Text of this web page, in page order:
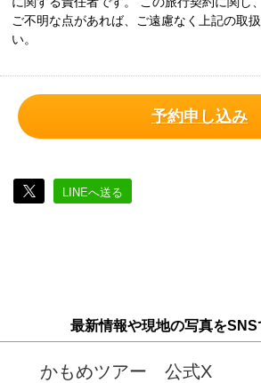
ご不明な点があれば、ご遠慮なく上記の取
い。
予約申し込み
LINEへ送る
最新情報や現地の写真をSNS
かもめツアー 公式X